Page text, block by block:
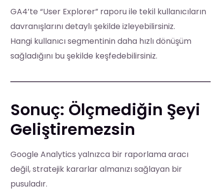
GA4’te “User Explorer” raporu ile tekil kullanıcıların
davranışlarını detaylı şekilde izleyebilirsiniz.
Hangi kullanıcı segmentinin daha hızlı dönüşüm
sağladığını bu şekilde keşfedebilirsiniz.
Sonuç: Ölçmediğin Şeyi
Geliştiremezsin
Google Analytics yalnızca bir raporlama aracı
değil, stratejik kararlar almanızı sağlayan bir
pusuladır.